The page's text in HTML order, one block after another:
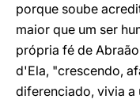
porque soube
maior que um ser
própria fé de
d'Ela, "crescendo,
diferenciado, vivia a